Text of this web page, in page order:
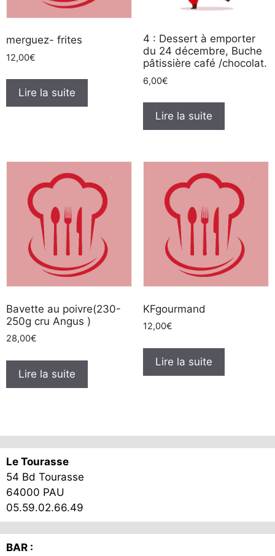
merguez- frites
12,00€
Lire la suite
4 : Dessert à emporter
du 24 décembre, Buche
pâtissière café /chocolat.
6,00€
Lire la suite
Bavette au poivre(230-
250g cru Angus )
28,00€
Lire la suite
KFgourmand
12,00€
Lire la suite
Le Tourasse
54 Bd Tourasse
64000 PAU
05.59.02.66.49
BAR :